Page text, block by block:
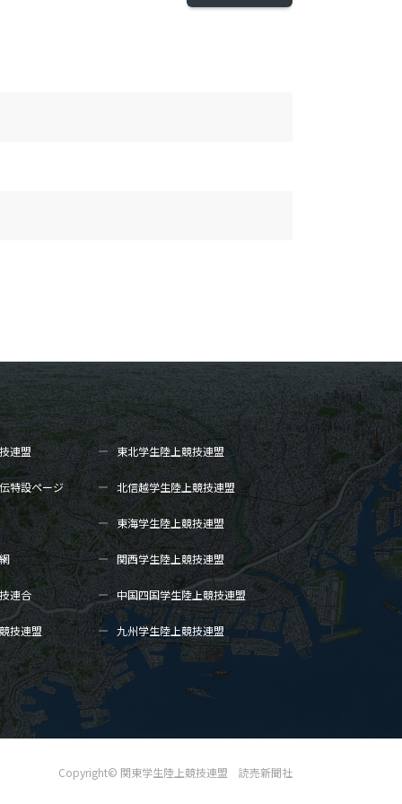
連盟 東北学生陸上競技連盟
特設ページ 北信越学生陸上競技連盟
東海学生陸上競技連盟
関西学生陸上競技連盟
連合 中国四国学生陸上競技連盟
技連盟 九州学生陸上競技連盟
Copyright© 関東学生陸上競技連盟 読売新聞社